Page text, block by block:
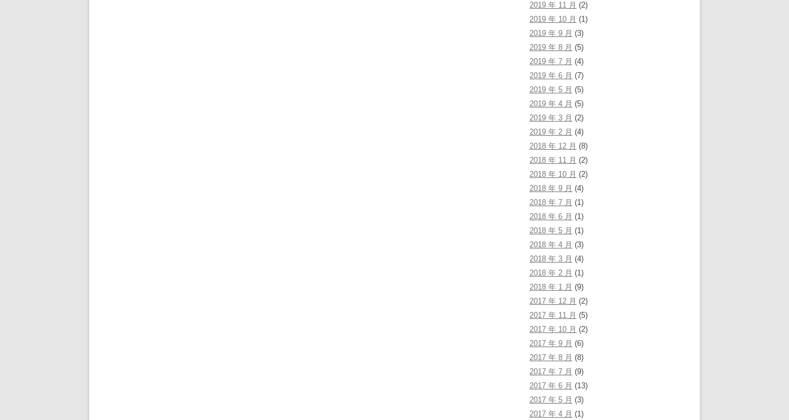
2019 年 11 月 (2)
2019 年 10 月 (1)
2019 年 9 月 (3)
2019 年 8 月 (5)
2019 年 7 月 (4)
2019 年 6 月 (7)
2019 年 5 月 (5)
2019 年 4 月 (5)
2019 年 3 月 (2)
2019 年 2 月 (4)
2018 年 12 月 (8)
2018 年 11 月 (2)
2018 年 10 月 (2)
2018 年 9 月 (4)
2018 年 7 月 (1)
2018 年 6 月 (1)
2018 年 5 月 (1)
2018 年 4 月 (3)
2018 年 3 月 (4)
2018 年 2 月 (1)
2018 年 1 月 (9)
2017 年 12 月 (2)
2017 年 11 月 (5)
2017 年 10 月 (2)
2017 年 9 月 (6)
2017 年 8 月 (8)
2017 年 7 月 (9)
2017 年 6 月 (13)
2017 年 5 月 (3)
2017 年 4 月 (1)